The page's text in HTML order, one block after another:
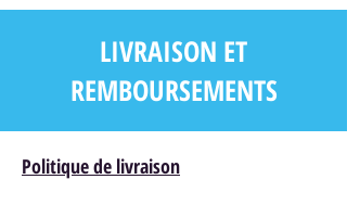
LIVRAISON ET
REMBOURSEMENTS
Politique de livraison